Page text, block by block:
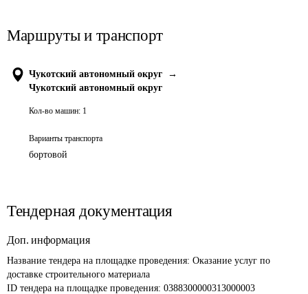
Маршруты и транспорт
Чукотский автономный округ
→
Чукотский автономный округ
Кол-во машин: 1
Варианты транспорта
бортовой
Тендерная документация
Доп. информация
Название тендера на площадке проведения: Оказание услуг по
доставке строительного материала
ID тендера на площадке проведения: 0388300000313000003